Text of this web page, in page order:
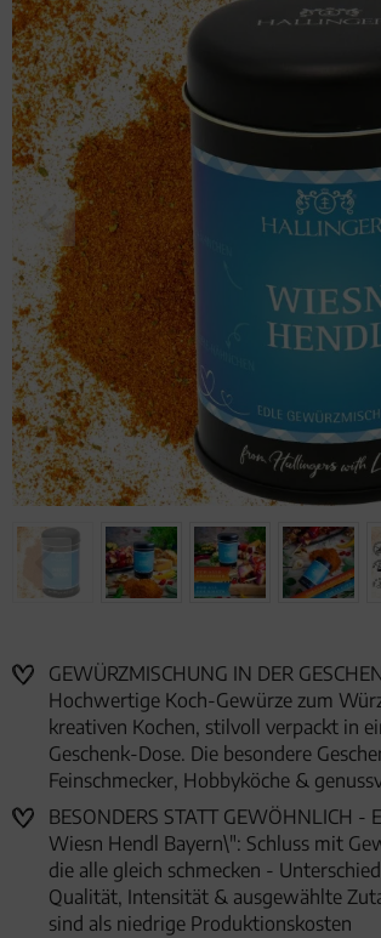
GEWÜRZMISCHUNG IN DER
Hochwertige Koch-Gewürze zum
kreativen Kochen, stilvoll verpackt in
Geschenk-Dose. Die besondere
Feinschmecker, Hobbyköche &
BESONDERS STATT GEWÖHNLICH -
Wiesn Hendl Bayern\": Schluss mit
die alle gleich schmecken -
Qualität, Intensität & ausgewählte
sind als niedrige Produktionskosten
Geburtstag
Bayern